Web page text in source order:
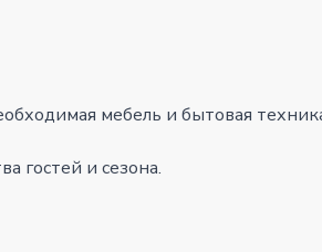
мебель и бытовая
гостей и сезона.